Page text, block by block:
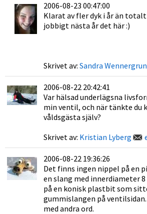
2006-08-23 00:47:00
Klarat av fler dyk i år än
jobbigt nästa år det här :)
Skrivet av: Sandra
2006-08-22 20:42:41
Var hälsad underlägsna
min ventil, och när tänkte du
våldsgästa själv?
Skrivet av: Kristian Lyberg
2006-08-22 19:36:26
Det finns ingen nippel på en
en slang med innerdiameter
på en konisk plastbit som
gummislangen på
med andra ord.